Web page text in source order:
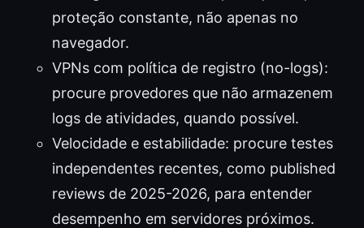
proteção constante, não apenas no
navegador.
VPNs com política de registro (no-logs):
procure provedores que não armazenem
logs de atividades, quando possível.
Velocidade e estabilidade: procure testes
independentes recentes, como published
reviews de 2025-2026, para entender
desempenho em servidores próximos.